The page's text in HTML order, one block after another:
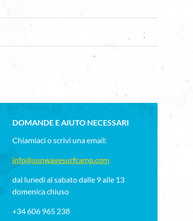
DOMANDE E AIUTO NECESSARI
Chiamiaci o scrivi una email:
info@sunwavesurfcamp.com
dal lunedì al sabato dalle 9 alle 13
domenica chiuso
+34 606 965 238